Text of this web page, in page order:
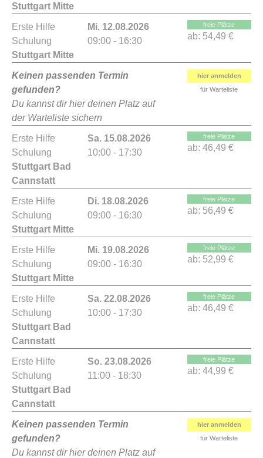
Stuttgart Mitte
Erste Hilfe
Schulung
Stuttgart Mitte
Mi. 12.08.2026
09:00 - 16:30
freie Plätze
ab: 54,49 €
Keinen passenden Termin
gefunden?
Du kannst dir hier deinen Platz auf
der Warteliste sichern
hier anmelden
für Warteliste
Erste Hilfe
Schulung
Stuttgart Bad
Cannstatt
Sa. 15.08.2026
10:00 - 17:30
freie Plätze
ab: 46,49 €
Erste Hilfe
Schulung
Stuttgart Mitte
Di. 18.08.2026
09:00 - 16:30
freie Plätze
ab: 56,49 €
Erste Hilfe
Schulung
Stuttgart Mitte
Mi. 19.08.2026
09:00 - 16:30
freie Plätze
ab: 52,99 €
Erste Hilfe
Schulung
Stuttgart Bad
Cannstatt
Sa. 22.08.2026
10:00 - 17:30
freie Plätze
ab: 46,49 €
Erste Hilfe
Schulung
Stuttgart Bad
Cannstatt
So. 23.08.2026
11:00 - 18:30
freie Plätze
ab: 44,99 €
Keinen passenden Termin
gefunden?
Du kannst dir hier deinen Platz auf
hier anmelden
für Warteliste